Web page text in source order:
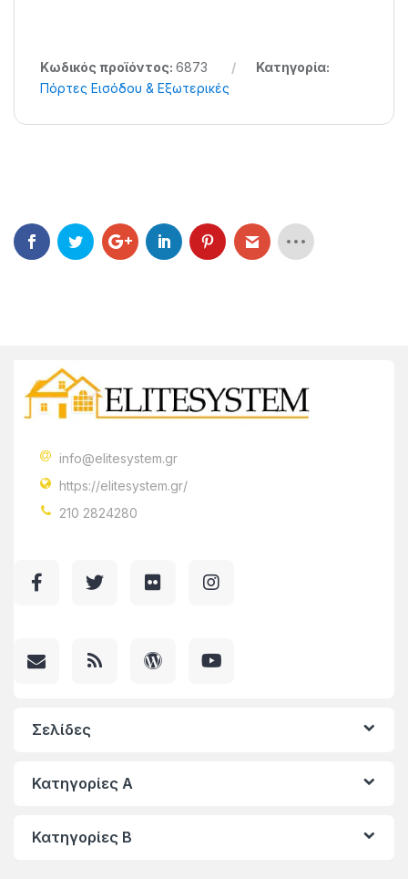
Κωδικός προϊόντος: 6873
Κατηγορία:
Πόρτες Εισόδου & Εξωτερικές
info@elitesystem.gr
https://elitesystem.gr/
210 2824280
Σελίδες
Κατηγορίες A
Κατηγορίες Β